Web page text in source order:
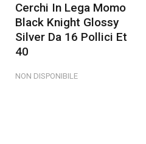
Cerchi In Lega Momo
Black Knight Glossy
Silver Da 16 Pollici Et
40
NON DISPONIBILE